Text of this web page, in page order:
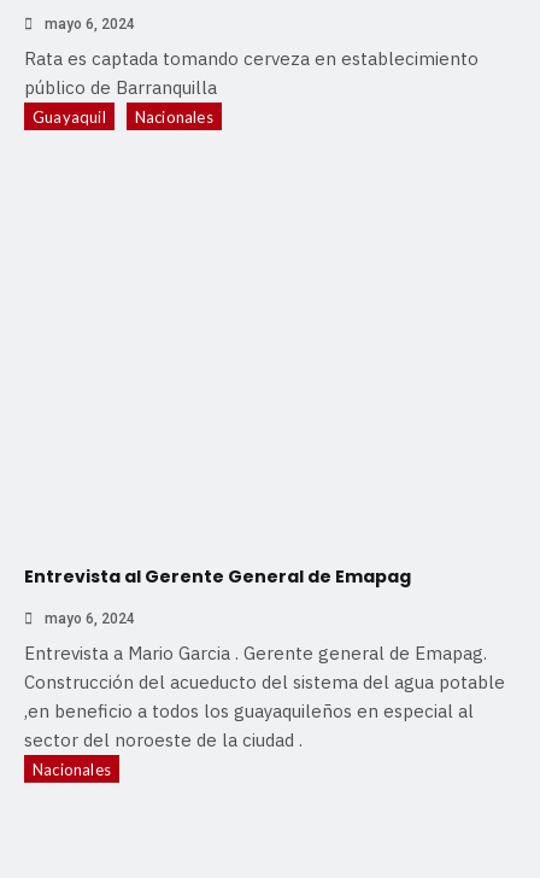
mayo 6, 2024
Rata es captada tomando cerveza en establecimiento
público de Barranquilla
Guayaquil Nacionales
Entrevista al Gerente General de Emapag
mayo 6, 2024
Entrevista a Mario Garcia . Gerente general de Emapag.
Construcción del acueducto del sistema del agua potable
,en beneficio a todos los guayaquileños en especial al
sector del noroeste de la ciudad .
Nacionales